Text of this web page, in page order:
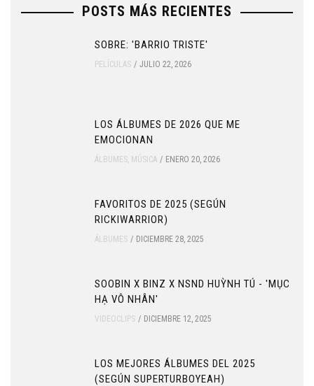
POSTS MÁS RECIENTES
SOBRE: 'BARRIO TRISTE'
PELÍCULAS JULIO 22, 2026
LOS ÁLBUMES DE 2026 QUE ME
EMOCIONAN
ÁLBUMES MÚSICA ENERO 20, 2026
FAVORITOS DE 2025 (SEGÚN
RICKIWARRIOR)
ÁLBUMES DICIEMBRE 28, 2025
SOOBIN X BINZ X NSND HUỲNH TÚ - 'MỤC
HẠ VÔ NHÂN'
VIDEOCLIPS DICIEMBRE 12, 2025
LOS MEJORES ÁLBUMES DEL 2025
(SEGÚN SUPERTURBOYEAH)